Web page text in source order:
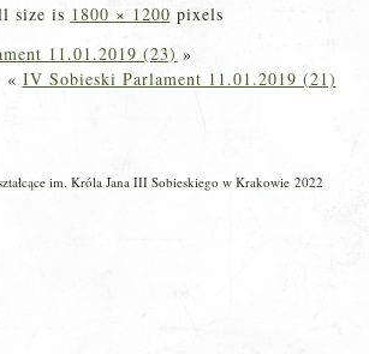
size is 1800 × 1200 pixels
11.01.2019 (23) »
« IV Sobieski Parlament 11.01.2019 (21)
im. Króla Jana III Sobieskiego w Krakowie 2022